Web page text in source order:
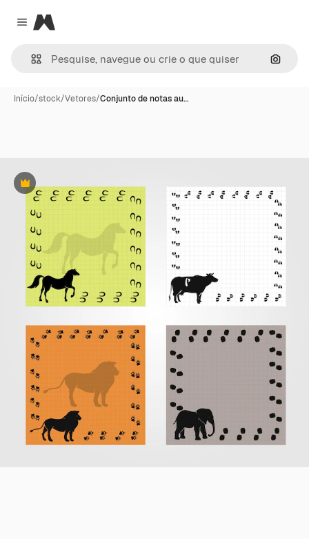
Close menu
Magnific
Início/stock/Vetores/Conjunto de notas au…
Premium